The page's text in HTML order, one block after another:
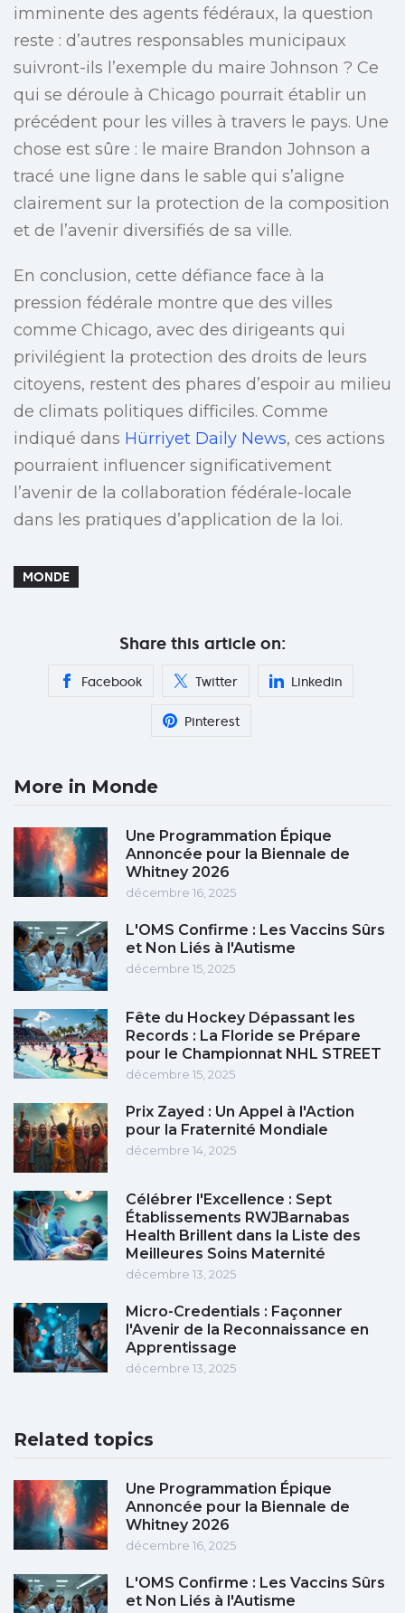
imminente des agents fédéraux, la question
reste : d’autres responsables municipaux
suivront-ils l’exemple du maire Johnson ? Ce
qui se déroule à Chicago pourrait établir un
précédent pour les villes à travers le pays. Une
chose est sûre : le maire Brandon Johnson a
tracé une ligne dans le sable qui s’aligne
clairement sur la protection de la composition
et de l’avenir diversifiés de sa ville.
En conclusion, cette défiance face à la
pression fédérale montre que des villes
comme Chicago, avec des dirigeants qui
privilégient la protection des droits de leurs
citoyens, restent des phares d’espoir au milieu
de climats politiques difficiles. Comme
indiqué dans Hürriyet Daily News, ces actions
pourraient influencer significativement
l’avenir de la collaboration fédérale-locale
dans les pratiques d’application de la loi.
MONDE
Share this article on:
Facebook Twitter Linkedin
Pinterest
More in Monde
Une Programmation Épique
Annoncée pour la Biennale de
Whitney 2026
décembre 16, 2025
L'OMS Confirme : Les Vaccins Sûrs
et Non Liés à l'Autisme
décembre 15, 2025
Fête du Hockey Dépassant les
Records : La Floride se Prépare
pour le Championnat NHL STREET
décembre 15, 2025
Prix Zayed : Un Appel à l'Action
pour la Fraternité Mondiale
décembre 14, 2025
Célébrer l'Excellence : Sept
Établissements RWJBarnabas
Health Brillent dans la Liste des
Meilleures Soins Maternité
décembre 13, 2025
Micro-Credentials : Façonner
l'Avenir de la Reconnaissance en
Apprentissage
décembre 13, 2025
Related topics
Une Programmation Épique
Annoncée pour la Biennale de
Whitney 2026
décembre 16, 2025
L'OMS Confirme : Les Vaccins Sûrs
et Non Liés à l'Autisme